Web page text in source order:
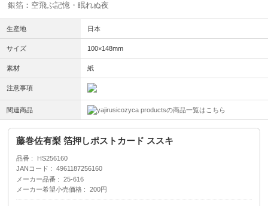
銀箔：空飛ぶ記憶・眠れぬ夜
生産地 日本
サイズ 100×148mm
素材 紙
注意事項
関連商品 cozyca productsの商品一覧はこちら
藤巻佐有梨 箔押しポストカード ススキ
品番
HS256160
JANコード
4961187256160
メーカー品番
25-616
メーカー希望小売価格
200円